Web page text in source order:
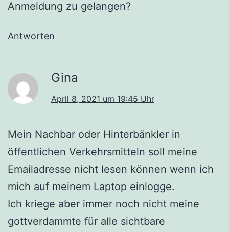
Anmeldung zu gelangen?
Antworten
Gina
April 8, 2021 um 19:45 Uhr
Mein Nachbar oder Hinterbänkler in
öffentlichen Verkehrsmitteln soll meine
Emailadresse nicht lesen können wenn ich
mich auf meinem Laptop einlogge.
Ich kriege aber immer noch nicht meine
gottverdammte für alle sichtbare